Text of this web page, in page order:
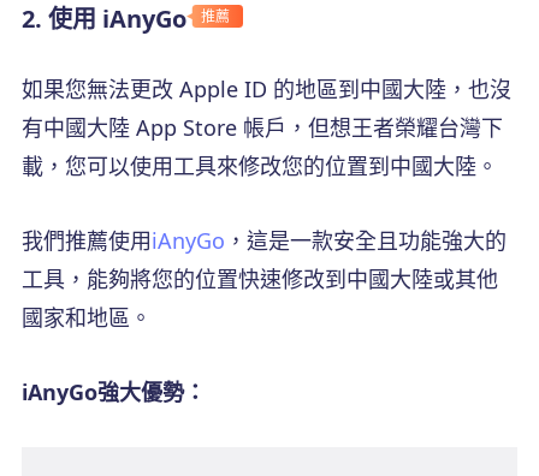
2. 使用 iAnyGo 推薦
如果您無法更改 Apple ID 的地區到中國大陸，也沒
有中國大陸 App Store 帳戶，但想王者榮耀台灣下
載，您可以使用工具來修改您的位置到中國大陸。
我們推薦使用iAnyGo ，這是一款安全且功能強大的
工具，能夠將您的位置快速修改到中國大陸或其他
國家和地區。
iAnyGo強大優勢：